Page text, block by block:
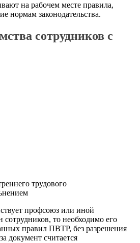
на рабочем месте правила,
нормам законодательства.
сотрудников с
трудового
профсоюз или иной
сотрудников, то необходимо его
правил ПВТР, без разрешения
документ считается